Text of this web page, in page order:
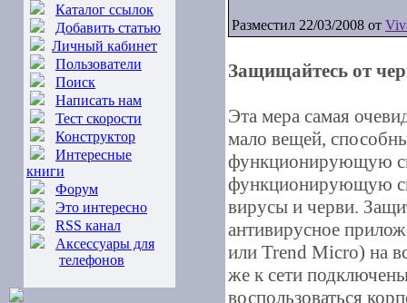
Каталог ссылок
Добавить статью
Личный кабинет
Пользователи
Поиск
Написать нам
Тест скорости
Конструктор
Интересные
книги
Форум
Это интересно
RSS канал
Аксессуары для
телефонов
Разместил 22/03/2008 от
Защищайтесь от
Эта мера самая
мало вещей,
функционирующую
функционирующую
вирусы и черви.
антивирусное
или Trend Micro) на
же к сети
воспользоваться